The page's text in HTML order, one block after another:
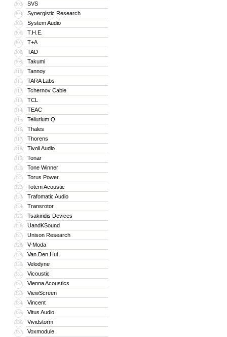
303 SVS
304 Synergistic Research
305 System Audio
306 T.H.E.
307 T+A
308 TAD
309 Takumi
310 Tannoy
311 TARA Labs
312 Tchernov Cable
313 TCL
314 TEAC
315 Tellurium Q
316 Thales
317 Thorens
318 Tivoli Audio
319 Tonar
320 Tone Winner
321 Torus Power
322 Totem Acoustic
323 Trafomatic Audio
324 Transrotor
325 Tsakiridis Devices
326 UandKSound
327 Unison Research
328 V-Moda
329 Van Den Hul
330 Velodyne
331 Vicoustic
332 Vienna Acoustics
333 ViewScreen
334 Vincent
335 Vitus Audio
336 Vividstorm
337 Voxmodule